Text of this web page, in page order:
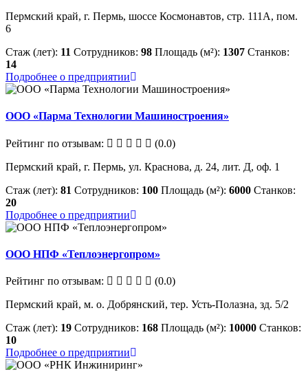
Пермский край, г. Пермь, шоссе Космонавтов, стр. 111А, пом.
6
Стаж (лет): 11 Сотрудников: 98 Площадь (м²): 1307 Станков:
14
Подробнее о предприятии
ООО «Парма Технологии Машиностроения»
Рейтинг по отзывам:
(0.0)
Пермский край, г. Пермь, ул. Краснова, д. 24, лит. Д, оф. 1
Стаж (лет): 81 Сотрудников: 100 Площадь (м²): 6000 Станков:
20
Подробнее о предприятии
ООО НПФ «Теплоэнергопром»
Рейтинг по отзывам:
(0.0)
Пермский край, м. о. Добрянский, тер. Усть-Полазна, зд. 5/2
Стаж (лет): 19 Сотрудников: 168 Площадь (м²): 10000 Станков:
10
Подробнее о предприятии